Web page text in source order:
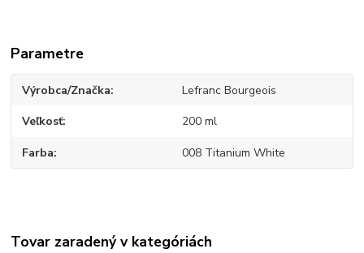
Parametre
Výrobca/Značka Lefranc Bourgeois
Veľkosť 200 ml
Farba 008 Titanium White
Tovar zaradený v kategóriách